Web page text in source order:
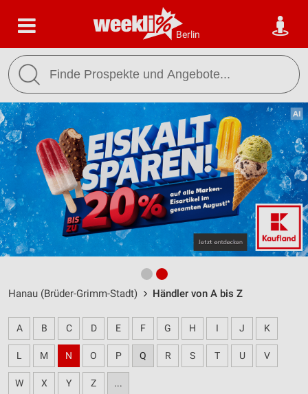
Berlin
Hanau (Brüder-Grimm-Stadt) Händler von A bis Z
A B C D E F G H I J K
L M N O P Q R S T U V
W X Y Z ...